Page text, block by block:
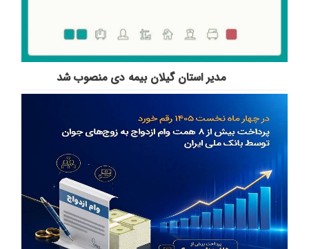
مدیر استان گیلان بیمه دی منصوب شد